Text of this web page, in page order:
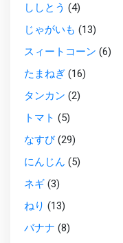
ししとう (4)
じゃがいも (13)
スィートコーン (6)
たまねぎ (16)
タンカン (2)
トマト (5)
なすび(29)
にんじん (5)
ネギ (3)
ねり (13)
バナナ (8)